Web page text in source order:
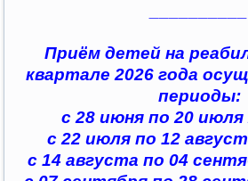
Приём детей на
квартале 2026 года
периоды:
с 28 июня по 20 июля
с 22 июля по 12
с 14 августа по 04